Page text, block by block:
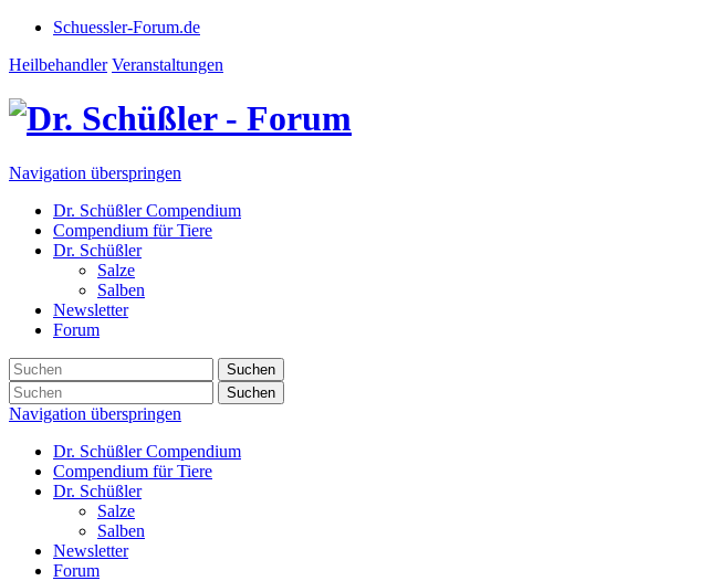
Schuessler-Forum.de
Heilbehandler Veranstaltungen
Navigation überspringen
Dr. Schüßler Compendium
Compendium für Tiere
Dr. Schüßler
Salze
Salben
Newsletter
Forum
Suchen
Suchen
Navigation überspringen
Dr. Schüßler Compendium
Compendium für Tiere
Dr. Schüßler
Salze
Salben
Newsletter
Forum